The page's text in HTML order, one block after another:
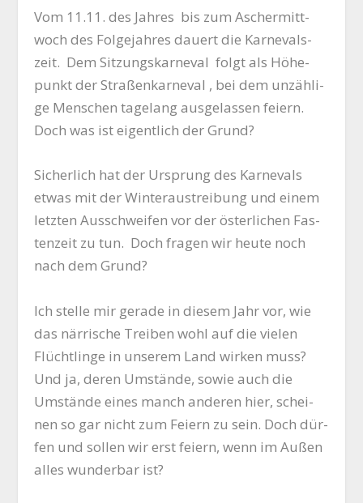
Vom 11.11. des Jah­res bis zum Ascher­mitt­
woch des Fol­ge­jah­res dau­ert die Kar­ne­vals­
zeit. Dem Sit­zungs­kar­ne­val folgt als Höhe­
punkt der Stra­ßen­kar­ne­val , bei dem unzäh­li­
ge Men­schen tage­lang aus­ge­las­sen fei­ern.
Doch was ist eigent­lich der Grund?
Sicher­lich hat der Ursprung des Kar­ne­vals
etwas mit der Win­ter­aus­trei­bung und einem
letz­ten Aus­schwei­fen vor der öster­li­chen Fas­
ten­zeit zu tun. Doch fra­gen wir heu­te noch
nach dem Grund?
Ich stel­le mir gera­de in die­sem Jahr vor, wie
das när­ri­sche Trei­ben wohl auf die vie­len
Flücht­lin­ge in unse­rem Land wir­ken muss?
Und ja, deren Umstän­de, sowie auch die
Umstän­de eines manch ande­ren hier, schei­
nen so gar nicht zum Fei­ern zu sein. Doch dür­
fen und sol­len wir erst fei­ern, wenn im Außen
alles wun­der­bar ist?